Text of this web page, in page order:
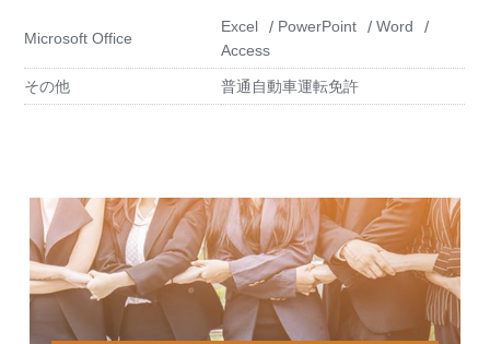
Microsoft Office
Excel PowerPoint
Word
Access
その他 普通自動車運転免許